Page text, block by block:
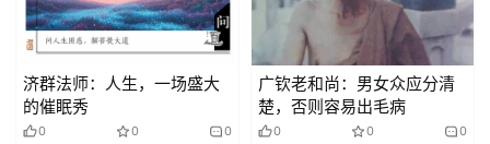
济群法师：人生，一场盛大
的催眠秀
0 0 0
广钦老和尚：男女众应分清
楚，否则容易出毛病
0 0 0